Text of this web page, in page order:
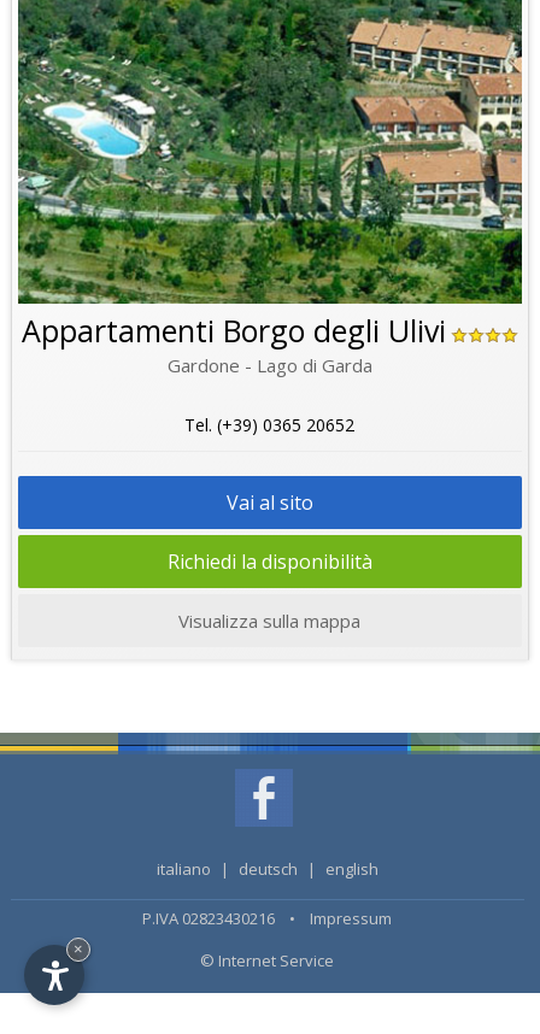
Appartamenti Borgo degli Ulivi
Gardone - Lago di Garda
Tel. (+39) 0365 20652
Vai al sito
Richiedi la disponibilità
Visualizza sulla mappa
italiano | deutsch | english
P.IVA 02823430216 • Impressum
© Internet Service
×